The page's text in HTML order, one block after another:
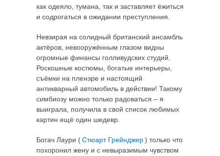
как одеяло, тумана, так и заставляет ёжиться
и содрогаться в ожидании преступления.
Невзирая на солидный британский ансамбль
актёров, невооружённым глазом видны
огромные финансы голливудских студий.
Роскошные костюмы, богатые интерьеры,
съёмки на пленэре и настоящий
антикварный автомобиль в действии! Такому
симбиозу можно только радоваться – я
выиграла, получила в свой список любимых
картин ещё один шедевр.
Богач Лаури (Стюарт Грейнджер) только что
похоронил жену и с невыразимым чувством